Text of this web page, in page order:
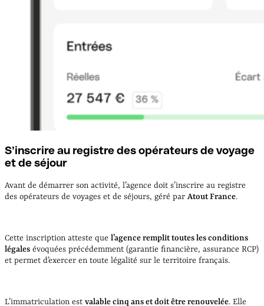
S’inscrire au registre des opérateurs de voyage
et de séjour
Avant de démarrer son activité, l’agence doit s’inscrire au registre
des opérateurs de voyages et de séjours, géré par Atout France.
Cette inscription atteste que l’agence remplit toutes les conditions
légales évoquées précédemment (garantie financière, assurance RCP)
et permet d’exercer en toute légalité sur le territoire français.
L’immatriculation est valable cinq ans et doit être renouvelée. Elle